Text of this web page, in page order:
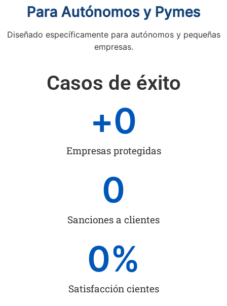
Para Autónomos y Pymes
Diseñado específicamente para autónomos y pequeñas
empresas.
Casos de éxito
Empresas protegidas
+0
Sanciones a clientes
0
Satisfacción cientes
0%